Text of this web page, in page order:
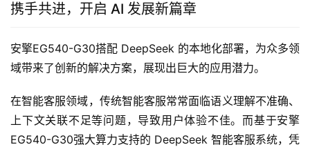
携手共进，开启 AI 发展新篇章
安擎EG540-G30搭配 DeepSeek 的本地化部署，为众多领
域带来了创新的解决方案，展现出巨大的应用潜力。
在智能客服领域，传统智能客服常常面临语义理解不准确、
上下文关联不足等问题，导致用户体验不佳。而基于安擎
EG540-G30强大算力支持的 DeepSeek 智能客服系统，凭